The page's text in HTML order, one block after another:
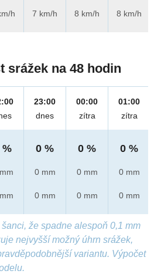
h
7 km/h
8 km/h
8 km/h
srážek na 48 hodin
%
23:00
dnes
0 %
0 mm
0 mm
00:00
zítra
0 %
0 mm
0 mm
01:00
zítra
0 %
0 mm
0 mm
že spadne alespoň 0,1 mm
nejvyšší možný úhrn srážek,
variantu. Výpočet